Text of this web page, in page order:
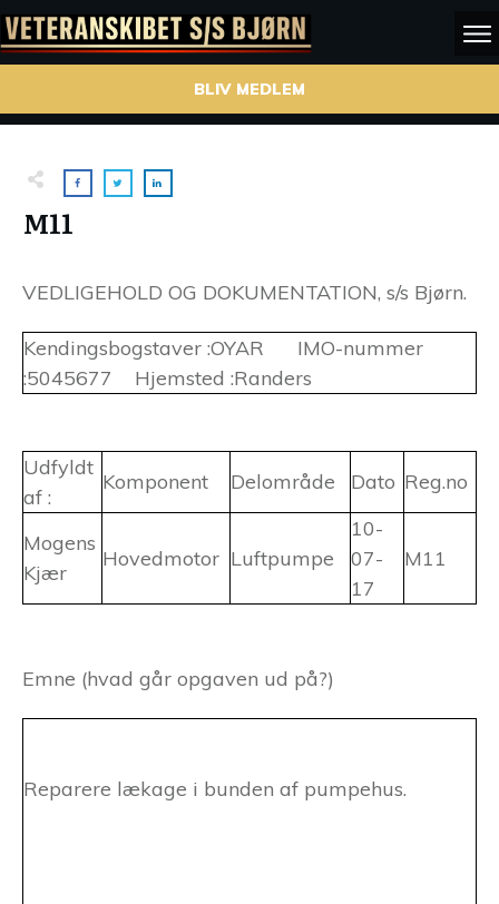
BLIV MEDLEM
M11
VEDLIGEHOLD OG DOKUMENTATION, s/s Bjørn.
Kendingsbogstaver :OYAR IMO-nummer
:5045677 Hjemsted :Randers
Udfyldt
af :
Komponent Delområde Dato Reg.no
Mogens
Kjær
Hovedmotor Luftpumpe
10-
07-
17
M11
Emne (hvad går opgaven ud på?)
Reparere lækage i bunden af pumpehus.